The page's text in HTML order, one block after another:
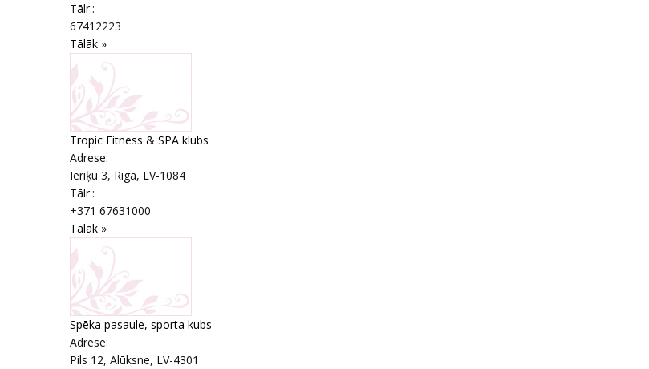
Tālr.:
67412223
Tālāk »
Tropic Fitness & SPA klubs
Adrese:
Ieriķu 3, Rīga, LV-1084
Tālr.:
+371 67631000
Tālāk »
Spēka pasaule, sporta kubs
Adrese:
Pils 12, Alūksne, LV-4301